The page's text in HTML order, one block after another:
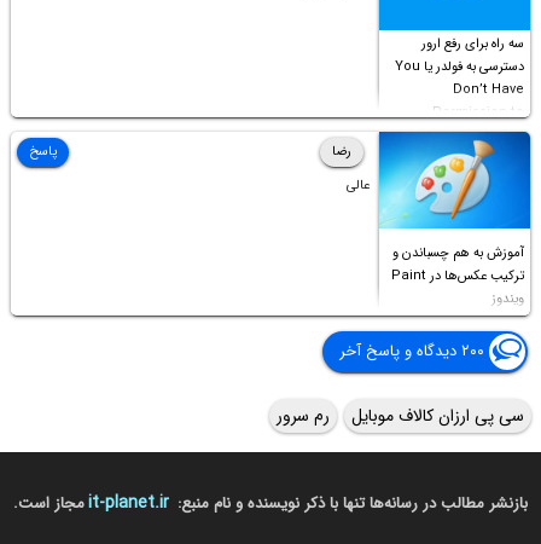
سه راه برای رفع ارور
دسترسی به فولدر یا You
Don’t Have
Permission to
Access this folder
آموزش به هم چسباندن و
ترکیب عکس‌ها در Paint
ویندوز
رضا
عالی
پاسخ
۲۰۰ دیدگاه و پاسخ آخر
سی پی ارزان کالاف موبایل رم سرور
بازنشر مطالب در رسانه‌ها تنها با ذکر نویسنده و نام منبع: it-planet.irمجاز است.